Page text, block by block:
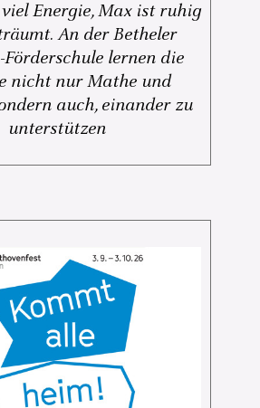
Energie, Max ist ruhig
An der Betheler
Förderschule lernen die
nicht nur Mathe und
auch, einander zu
unterstützen